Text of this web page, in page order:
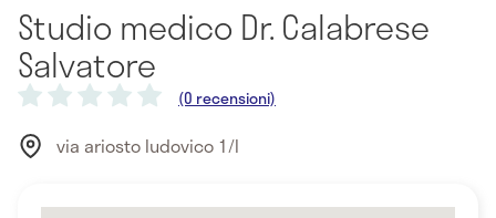
Studio medico Dr. Calabrese
Salvatore
(0 recensioni)
via ariosto ludovico 1/l